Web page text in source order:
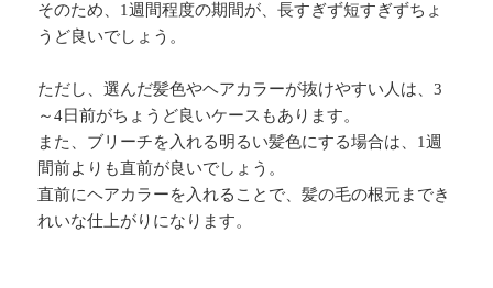
そのため、1週間程度の期間が、長すぎず短すぎずちょ
うど良いでしょう。
ただし、選んだ髪色やヘアカラーが抜けやすい人は、3
～4日前がちょうど良いケースもあります。
また、ブリーチを入れる明るい髪色にする場合は、1週
間前よりも直前が良いでしょう。
直前にヘアカラーを入れることで、髪の毛の根元までき
れいな仕上がりになります。